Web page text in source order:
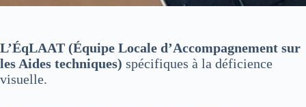
L’ÉqLAAT (Équipe Locale d’Accompagnement sur
les Aides techniques) spécifiques à la déficience
visuelle.